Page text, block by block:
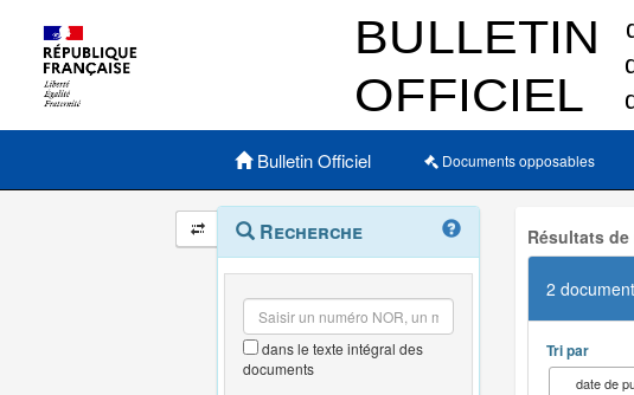
Menu principal
Bulletin Officiel Documents opposables
Navigation
et
outils
annexes
Menu
contextuel
Recherche
dans le texte intégral des
documents
Résultats
2
Tri par
date de